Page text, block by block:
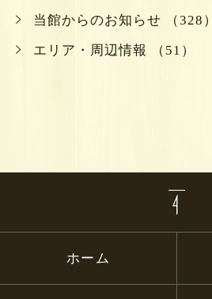
当館からのお知らせ （328）
エリア・周辺情報 （51）
ホーム